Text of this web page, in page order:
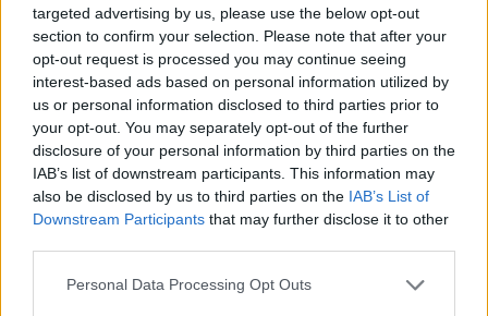
targeted advertising by us, please use the below opt-out
section to confirm your selection. Please note that after your
opt-out request is processed you may continue seeing
interest-based ads based on personal information utilized by
us or personal information disclosed to third parties prior to
your opt-out. You may separately opt-out of the further
disclosure of your personal information by third parties on the
IAB’s list of downstream participants. This information may
also be disclosed by us to third parties on the IAB’s List of
Downstream Participants that may further disclose it to other
Personal Data Processing Opt Outs
Új módszerrel fosztják ki a gyanútlan
lakástulajdonosokat: 600 milliós
csalássorozatot állítottak meg az utolsó
pillanatban
A nyomozás adatai szerint a bűncselekmény-sorozat már